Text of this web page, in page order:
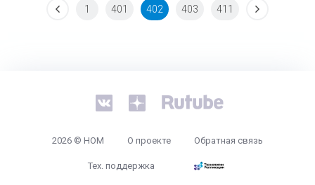
1 401 402 403 411
2026 © НОМ О проекте Обратная связь
Тех. поддержка